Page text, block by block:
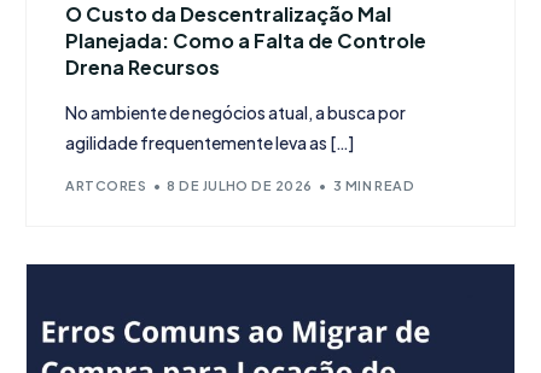
O Custo da Descentralização Mal
Planejada: Como a Falta de Controle
Drena Recursos
No ambiente de negócios atual, a busca por
agilidade frequentemente leva as […]
ARTCORES 8 DE JULHO DE 2026 3 MIN READ